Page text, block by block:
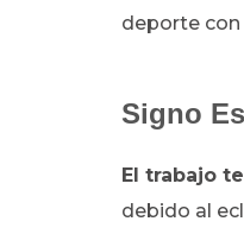
deporte con
Signo
El trabajo te
debido al